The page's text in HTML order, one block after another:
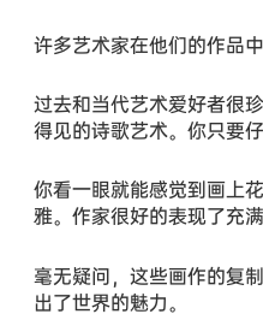
许多艺术家在他们的作品
过去和当代艺术爱好者很
得见的诗歌艺术。你只要
你看一眼就能感觉到画上
雅。作家很好的表现了充
毫无疑问，这些画作的复
出了世界的魅力。